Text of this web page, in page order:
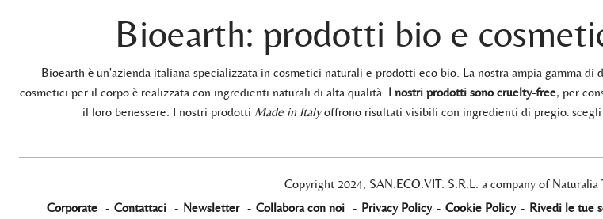
Bioearth: prodotti bio e
Bioearth è un'azienda italiana specializzata in cosmetici naturali e prodotti eco bio. La nostra ampia gamma di
cosmetici per il corpo è realizzata con ingredienti naturali di alta qualità. I nostri prodotti sono cruelty-free, per
il loro benessere. I nostri prodotti Made in Italyoffrono risultati visibili con ingredienti di pregio:
Copyright 2024, SAN.ECO.VIT. S.R.L. a company of
Corporate - Contattaci - Newsletter - Collabora con noi - Privacy Policy - Cookie Policy - Rivedi le tue